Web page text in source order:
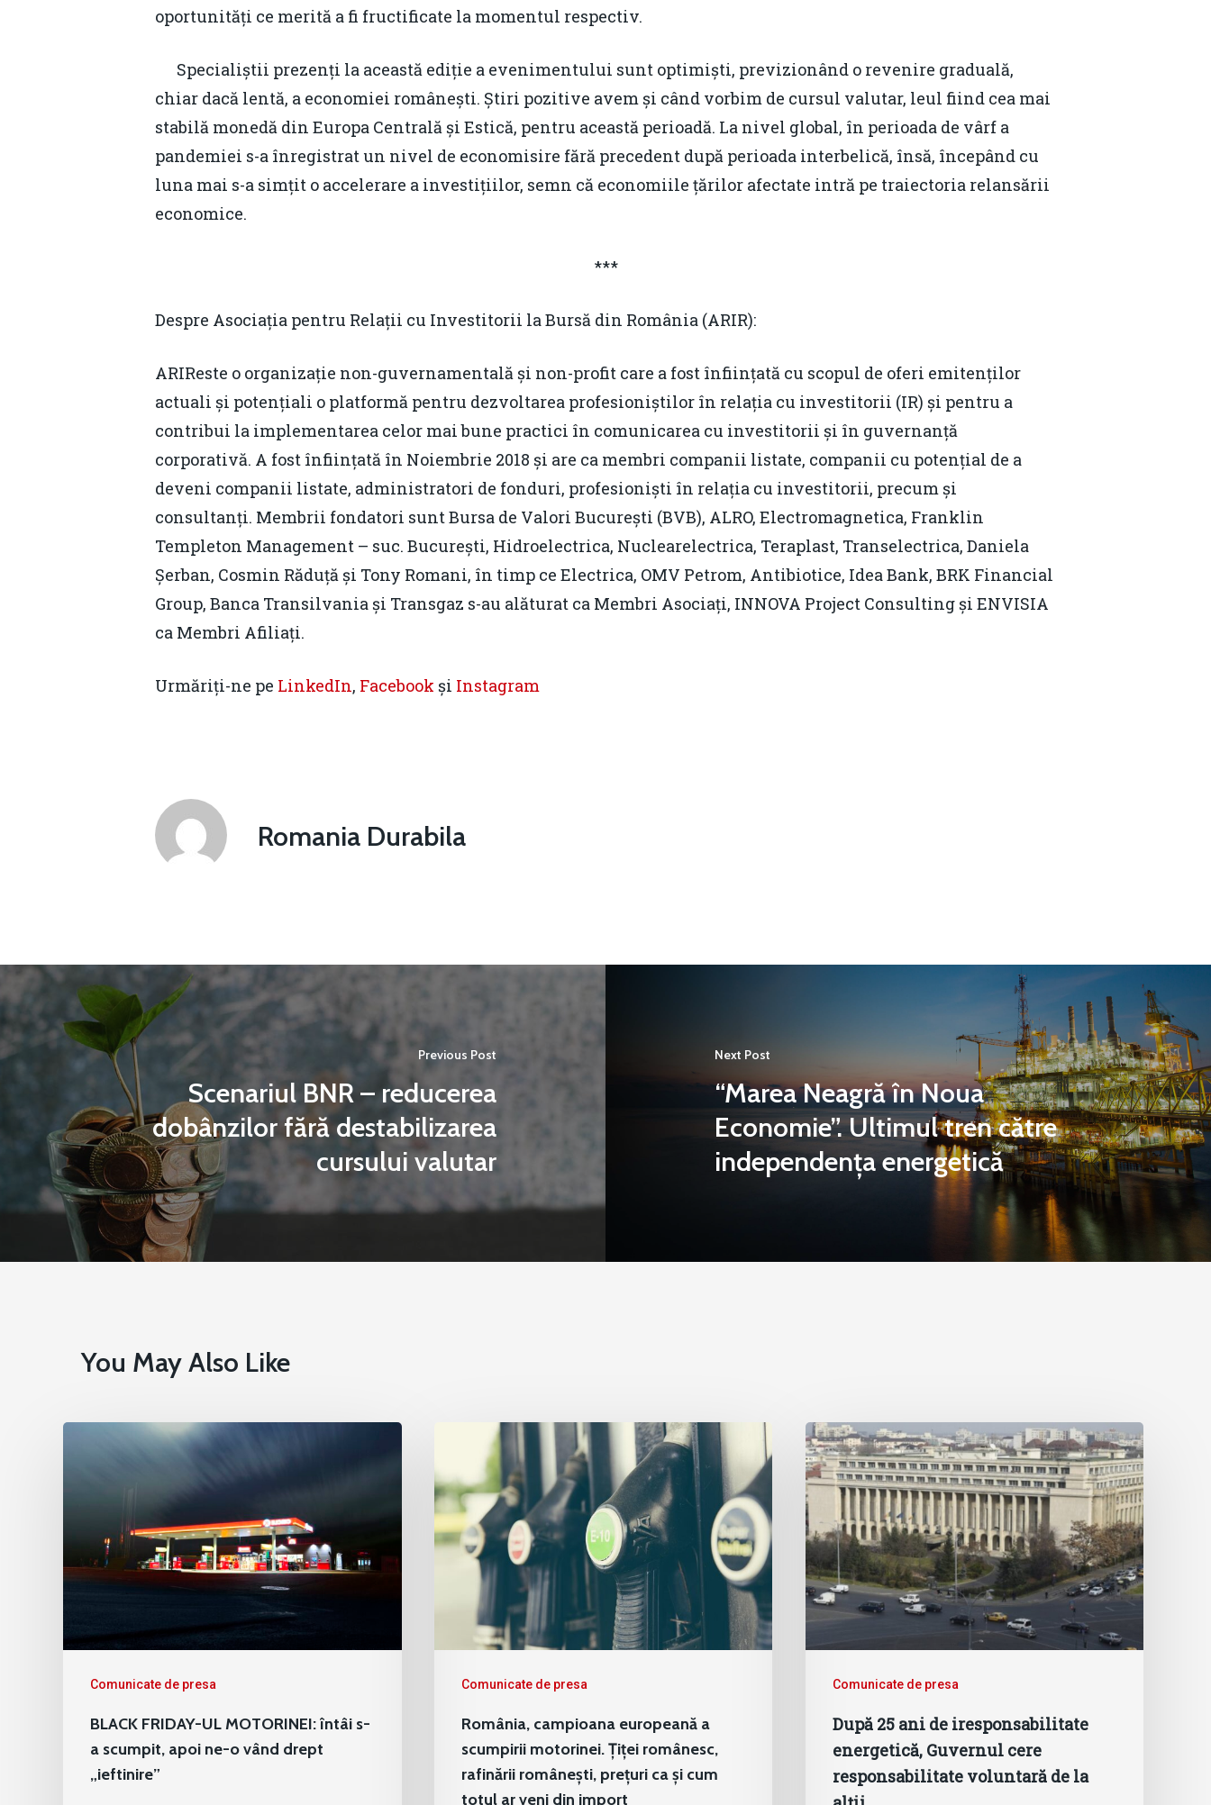
oportunități ce merită a fi fructificate la momentul respectiv.
Specialiștii prezenți la această ediție a evenimentului sunt optimiști, previzionând o revenire graduală,
chiar dacă lentă, a economiei românești. Știri pozitive avem și când vorbim de cursul valutar, leul fiind cea mai
stabilă monedă din Europa Centrală și Estică, pentru această perioadă. La nivel global, în perioada de vârf a
pandemiei s-a înregistrat un nivel de economisire fără precedent după perioada interbelică, însă, începând cu
luna mai s-a simțit o accelerare a investițiilor, semn că economiile țărilor afectate intră pe traiectoria relansării
economice.
***
Despre Asociația pentru Relații cu Investitorii la Bursă din România (ARIR):
ARIReste o organizație non-guvernamentală și non-profit care a fost înființată cu scopul de oferi emitenților
actuali și potențiali o platformă pentru dezvoltarea profesioniștilor în relația cu investitorii (IR) și pentru a
contribui la implementarea celor mai bune practici în comunicarea cu investitorii și în guvernanță
corporativă. A fost înființată în Noiembrie 2018 și are ca membri companii listate, companii cu potențial de a
deveni companii listate, administratori de fonduri, profesioniști în relația cu investitorii, precum și
consultanți. Membrii fondatori sunt Bursa de Valori București (BVB), ALRO, Electromagnetica, Franklin
Templeton Management – suc. București, Hidroelectrica, Nuclearelectrica, Teraplast, Transelectrica, Daniela
Șerban, Cosmin Răduță și Tony Romani, în timp ce Electrica, OMV Petrom, Antibiotice, Idea Bank, BRK Financial
Group, Banca Transilvania și Transgaz s-au alăturat ca Membri Asociați, INNOVA Project Consulting și ENVISIA
ca Membri Afiliați.
Urmăriți-ne pe LinkedIn, Facebook și Instagram
Romania Durabila
Previous Post
Scenariul BNR – reducerea
dobânzilor fără destabilizarea
cursului valutar
Next Post
“Marea Neagră în Noua
Economie”. Ultimul tren către
independența energetică
You May Also Like
Comunicate de presa
BLACK FRIDAY-UL MOTORINEI: întâi s-
a scumpit, apoi ne-o vând drept
„ieftinire”
Comunicate de presa
România, campioana europeană a
scumpirii motorinei. Țiței românesc,
rafinării românești, prețuri ca și cum
totul ar veni din import
Comunicate de presa
După 25 ani de iresponsabilitate
energetică, Guvernul cere
responsabilitate voluntară de la
Contact
Daniel Apostol
Email: